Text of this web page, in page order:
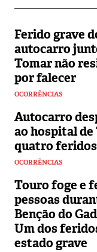
Ferido grave
autocarro
Tomar não
por falecer
OCORRÊNCIAS
Autocarro
ao hospital de
quatro feridos
OCORRÊNCIAS
Touro foge e
pessoas
Benção do
Um dos
estado grave